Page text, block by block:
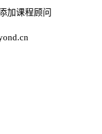
加课程顾问